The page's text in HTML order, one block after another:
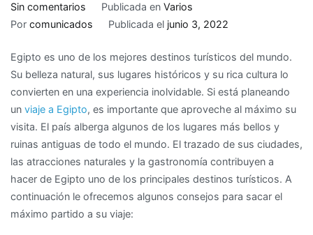
Sin comentarios
Consejos
viajar
a
Egipto
y
aprovechar
al
máximo
el
viaje
Publicada en Varios
Por comunicados Publicada el junio 3, 2022
Egipto es uno de los mejores destinos turísticos del mundo.
Su belleza natural, sus lugares históricos y su rica cultura lo
convierten en una experiencia inolvidable. Si está planeando
un viaje a Egipto, es importante que aproveche al máximo su
visita. El país alberga algunos de los lugares más bellos y
ruinas antiguas de todo el mundo. El trazado de sus ciudades,
las atracciones naturales y la gastronomía contribuyen a
hacer de Egipto uno de los principales destinos turísticos. A
continuación le ofrecemos algunos consejos para sacar el
máximo partido a su viaje: